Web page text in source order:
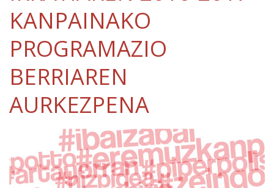
KANPAINAKO
PROGRAMAZIO
BERRIAREN
AURKEZPENA